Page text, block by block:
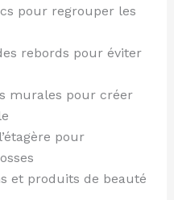
pour regrouper les
rebords pour éviter
murales pour créer
pour
et produits de beauté